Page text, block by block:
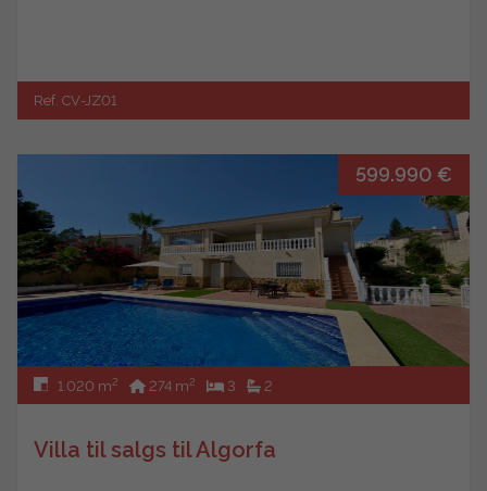
Ref. CV-JZ01
599.990 €
1.020 m2 274 m2 3 2
Villa til salgs til Algorfa